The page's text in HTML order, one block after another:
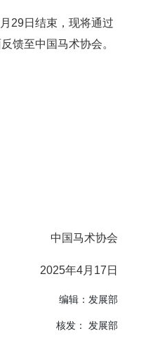
29日结束，现将通过
馈至中国马术协会。
协会
4月17日
编辑：发展部
核发： 发展部